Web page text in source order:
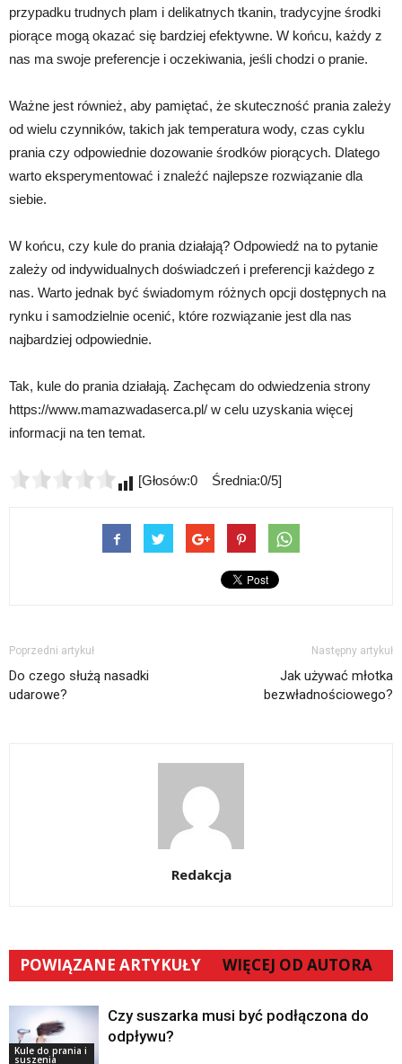
przypadku trudnych plam i delikatnych tkanin, tradycyjne środki
piorące mogą okazać się bardziej efektywne. W końcu, każdy z
nas ma swoje preferencje i oczekiwania, jeśli chodzi o pranie.
Ważne jest również, aby pamiętać, że skuteczność prania zależy
od wielu czynników, takich jak temperatura wody, czas cyklu
prania czy odpowiednie dozowanie środków piorących. Dlatego
warto eksperymentować i znaleźć najlepsze rozwiązanie dla
siebie.
W końcu, czy kule do prania działają? Odpowiedź na to pytanie
zależy od indywidualnych doświadczeń i preferencji każdego z
nas. Warto jednak być świadomym różnych opcji dostępnych na
rynku i samodzielnie ocenić, które rozwiązanie jest dla nas
najbardziej odpowiednie.
Tak, kule do prania działają. Zachęcam do odwiedzenia strony
https://www.mamazwadaserca.pl/ w celu uzyskania więcej
informacji na ten temat.
[Głosów:0 Średnia:0/5]
Poprzedni artykuł
Do czego służą nasadki
udarowe?
Następny artykuł
Jak używać młotka
bezwładnościowego?
Redakcja
POWIĄZANE ARTYKUŁY WIĘCEJ OD AUTORA
Kule do prania i
suszenia
Czy suszarka musi być podłączona do
odpływu?